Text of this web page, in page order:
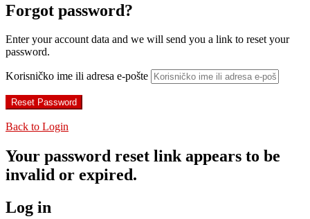
Forgot password?
Enter your account data and we will send you a link to reset your
password.
Korisničko ime ili adresa e-pošte
Back to Login
Your password reset link appears to be
invalid or expired.
Log in